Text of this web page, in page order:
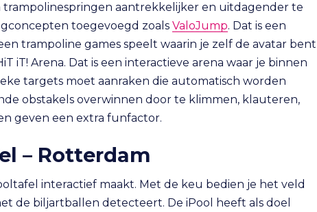
trampolinespringen aantrekkelijker en uitdagender te
toegevoegd zoals ValoJump. Dat is een
trampoline games speelt waarin je zelf de avatar bent
iT! Arena. Dat is een interactieve arena waar je binnen
targets moet aanraken die automatisch worden
obstakels overwinnen door te klimmen, klauteren,
geven een extra funfactor.
– Rotterdam
interactief maakt. Met de keu bedien je het veld
de biljartballen detecteert. De iPool heeft als doel